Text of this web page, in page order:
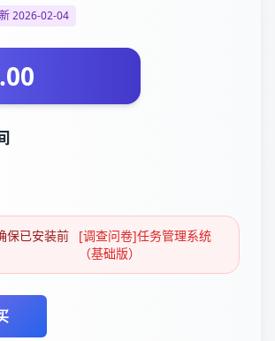
2026-02-04
保已安装前
[调查问卷]任务管理系统
（基础版）